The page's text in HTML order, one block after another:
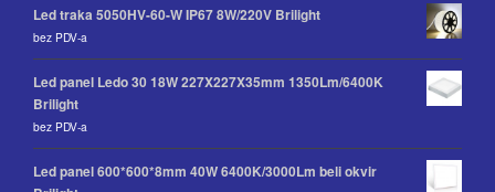
Led traka 5050HV-60-W IP67 8W/220V Brilight
bez PDV-a
Led panel Ledo 30 18W 227X227X35mm 1350Lm/6400K
Brilight
bez PDV-a
Led panel 600*600*8mm 40W 6400K/3000Lm beli okvir